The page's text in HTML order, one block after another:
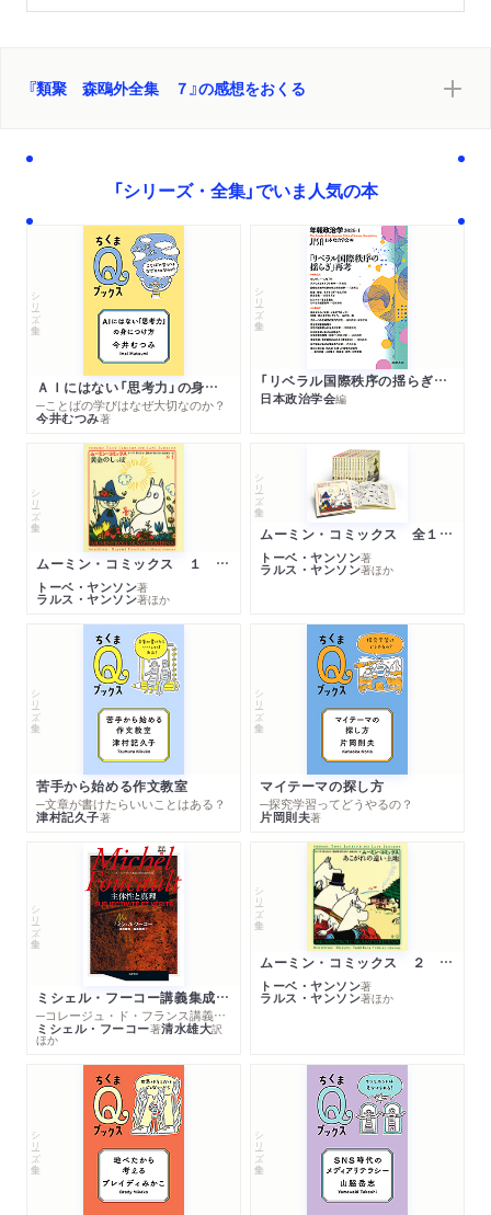
『類聚 森鴎外全集 ７』の感想をおくる
「シリーズ・全集」でいま人気の本
シリーズ・全集
ＡＩにはない「思考力」の身につけ方
─ことばの学びはなぜ大切なのか？
今井むつみ著
シリーズ・全集
「リベラル国際秩序の揺らぎ」再考 年報政治学２０２６‐Ⅰ
日本政治学会編
シリーズ・全集
ムーミン・コミックス １ 黄金のしっぽ
トーベ・ヤンソン著
ラルス・ヤンソン著ほか
シリーズ・全集
ムーミン・コミックス 全１４巻セット
トーベ・ヤンソン著
ラルス・ヤンソン著ほか
シリーズ・全集
苦手から始める作文教室
─文章が書けたらいいことはある？
津村記久子著
シリーズ・全集
マイテーマの探し方
─探究学習ってどうやるの？
片岡則夫著
シリーズ・全集
ミシェル・フーコー講義集成１０ 主体性と真理
─コレージュ・ド・フランス講義１９８０－１９８１年度
ミシェル・フーコー著清水雄大訳
ほか
シリーズ・全集
ムーミン・コミックス ２ あこがれの遠い土地
トーベ・ヤンソン著
ラルス・ヤンソン著ほか
シリーズ・全集 シリーズ・全集